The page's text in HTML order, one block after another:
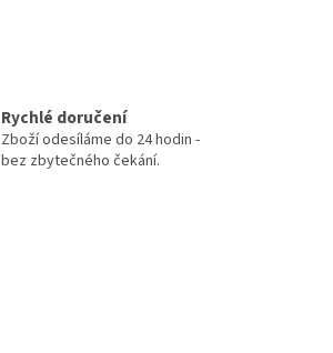
Rychlé doručení
Zboží odesíláme do 24 hodin -
bez zbytečného čekání.